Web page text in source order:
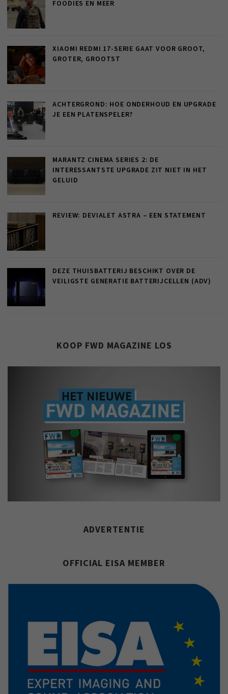
FOODIES EN MEER
XIAOMI REDMI 17-SERIE GAAT VOOR GROOT,
GROTER, GROOTST
ACHTERGROND: HOE ONDERHOUD EN UPGRADE
JE EEN PLATENSPELER?
MARANTZ CINEMA SERIES 2: DE
INTERESSANTSTE UPGRADE ZIT NIET IN HET
GELUID
REVIEW: DEVIALET ASTRA – EEN STATEMENT
DEZE THUISBATTERIJ BESCHIKT OVER DE
VEILIGSTE GENERATIE BATTERIJCELLEN (ADV)
KOOP FWD MAGAZINE LOS
ADVERTENTIE
OFFICIAL EISA MEMBER